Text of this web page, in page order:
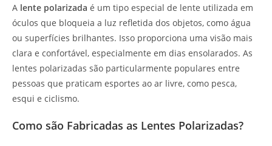
A lente polarizada é um tipo especial de lente utilizada em
óculos que bloqueia a luz refletida dos objetos, como água
ou superfícies brilhantes. Isso proporciona uma visão mais
clara e confortável, especialmente em dias ensolarados. As
lentes polarizadas são particularmente populares entre
pessoas que praticam esportes ao ar livre, como pesca,
esqui e ciclismo.
Como são Fabricadas as Lentes Polarizadas?